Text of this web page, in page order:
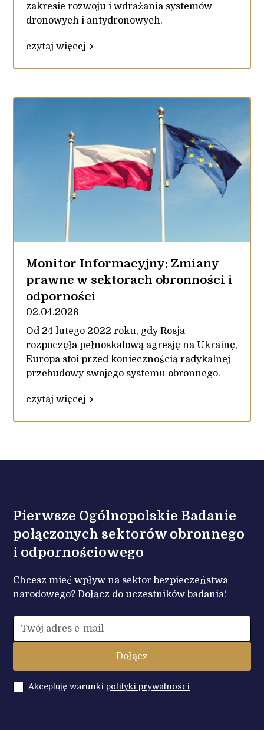
zakresie rozwoju i wdrażania systemów
dronowych i antydronowych.
czytaj więcej
Monitor Informacyjny: Zmiany
prawne w sektorach obronności i
odporności
02.04.2026
Od 24 lutego 2022 roku, gdy Rosja
rozpoczęła pełnoskalową agresję na Ukrainę,
Europa stoi przed koniecznością radykalnej
przebudowy swojego systemu obronnego.
czytaj więcej
Pierwsze Ogólnopolskie Badanie
połączonych sektorów obronnego
i odpornościowego
Chcesz mieć wpływ na sektor bezpieczeństwa
narodowego? Dołącz do uczestników badania!
Akceptuję warunkipolityki prywatności